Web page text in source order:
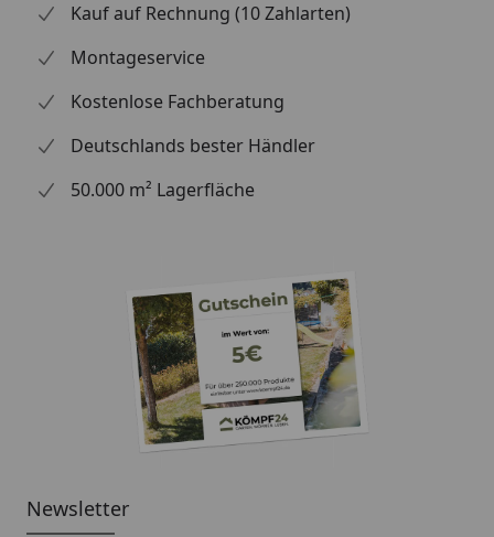
Kauf auf Rechnung (10 Zahlarten)
Montageservice
Kostenlose Fachberatung
Deutschlands bester Händler
50.000 m² Lagerfläche
Newsletter